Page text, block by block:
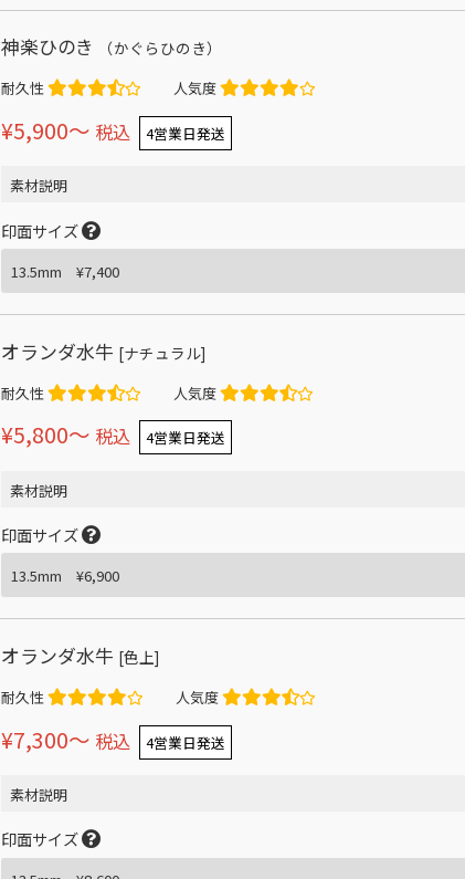
神楽ひのき （かぐらひのき）
耐久性 人気度
¥5,900〜 税込 4営業日発送
素材説明
印面サイズ
オランダ水牛 [ナチュラル]
耐久性 人気度
¥5,800〜 税込 4営業日発送
素材説明
印面サイズ
オランダ水牛 [色上]
耐久性 人気度
¥7,300〜 税込 4営業日発送
素材説明
印面サイズ